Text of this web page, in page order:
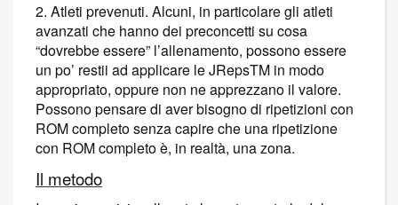
2. Atleti prevenuti. Alcuni, in particolare gli atleti
avanzati che hanno dei preconcetti su cosa
“dovrebbe essere” l’allenamento, possono essere
un po’ restii ad applicare le JRepsTM in modo
appropriato, oppure non ne apprezzano il valore.
Possono pensare di aver bisogno di ripetizioni con
ROM completo senza capire che una ripetizione
con ROM completo è, in realtà, una zona.
Il metodo